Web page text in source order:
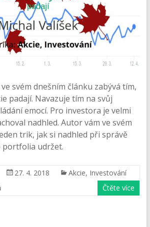
svém dnešním článku zabývá tím,
padají. Navazuje tím na svůj
emocí. Pro investora je velmi
nadhled. Autor vám ve svém
trik, jak si nadhled při správě
portfolia udržet.
27. 4. 2018 Akcie, Investování
Čtěte více